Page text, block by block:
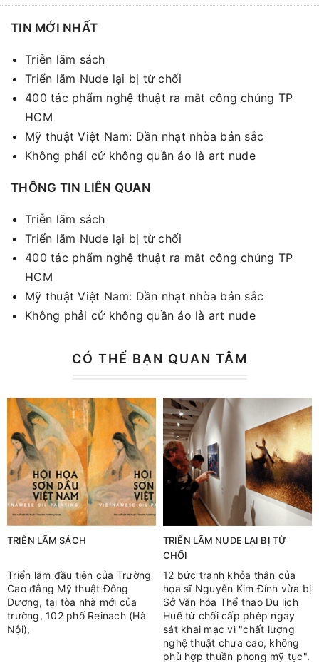
TIN MỚI NHẤT
Triễn lãm sách
Triển lãm Nude lại bị từ chối
400 tác phẩm nghệ thuật ra mắt công chúng TP
HCM
Mỹ thuật Việt Nam: Dần nhạt nhòa bản sắc
Không phải cứ không quần áo là art nude
THÔNG TIN LIÊN QUAN
Triễn lãm sách
Triển lãm Nude lại bị từ chối
400 tác phẩm nghệ thuật ra mắt công chúng TP
HCM
Mỹ thuật Việt Nam: Dần nhạt nhòa bản sắc
Không phải cứ không quần áo là art nude
CÓ THỂ BẠN QUAN TÂM
TRIỄN LÃM SÁCH
Triển lãm đầu tiên của Trường
Cao đẳng Mỹ thuật Đông
Dương, tại tòa nhà mới của
trường, 102 phố Reinach (Hà
Nội),
TRIỂN LÃM NUDE LẠI BỊ TỪ
CHỐI
12 bức tranh khỏa thân của
họa sĩ Nguyễn Kim Đính vừa bị
Sở Văn hóa Thể thao Du lịch
Huế từ chối cấp phép ngay
sát khai mạc vì "chất lượng
nghệ thuật chưa cao, không
phù hợp thuần phong mỹ tục".